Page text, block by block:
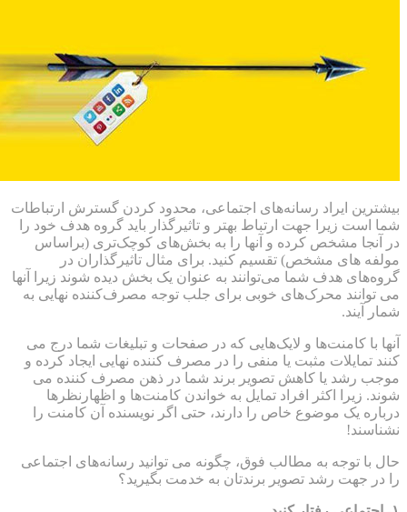
ایراد رسانه‌های اجتماعی، محدود کردن گسترش ارتباطات
است زیرا جهت ارتباط بهتر و تاثیرگذار باید گروه هدف خود را
آنجا مشخص کرده و آنها را به بخش‌های کوچک‌تری (براساس
های مشخص) تقسیم کنید. برای مثال تاثیرگذاران در
هدف شما می‌توانند به عنوان یک بخش دیده شوند زیرا آنها
توانند محرک‌های خوبی برای جلب توجه مصرف‌کننده نهایی به
آیند.
با کامنت‌ها و لایک‌هایی که در صفحات و تبلیغات شما درج می
تمایلات مثبت یا منفی را در مصرف کننده نهایی ایجاد کرده و
رشد یا کاهش تصویر برند شما در ذهن مصرف کننده می
زیرا اکثر افراد تمایل به خواندن کامنت‌ها و اظهارنظرها
یک موضوع خاص را دارند، حتی اگر نویسنده آن کامنت را
با توجه به مطالب فوق، چگونه می توانید رسانه‌های اجتماعی
جهت رشد تصویر برندتان به خدمت بگیرید؟